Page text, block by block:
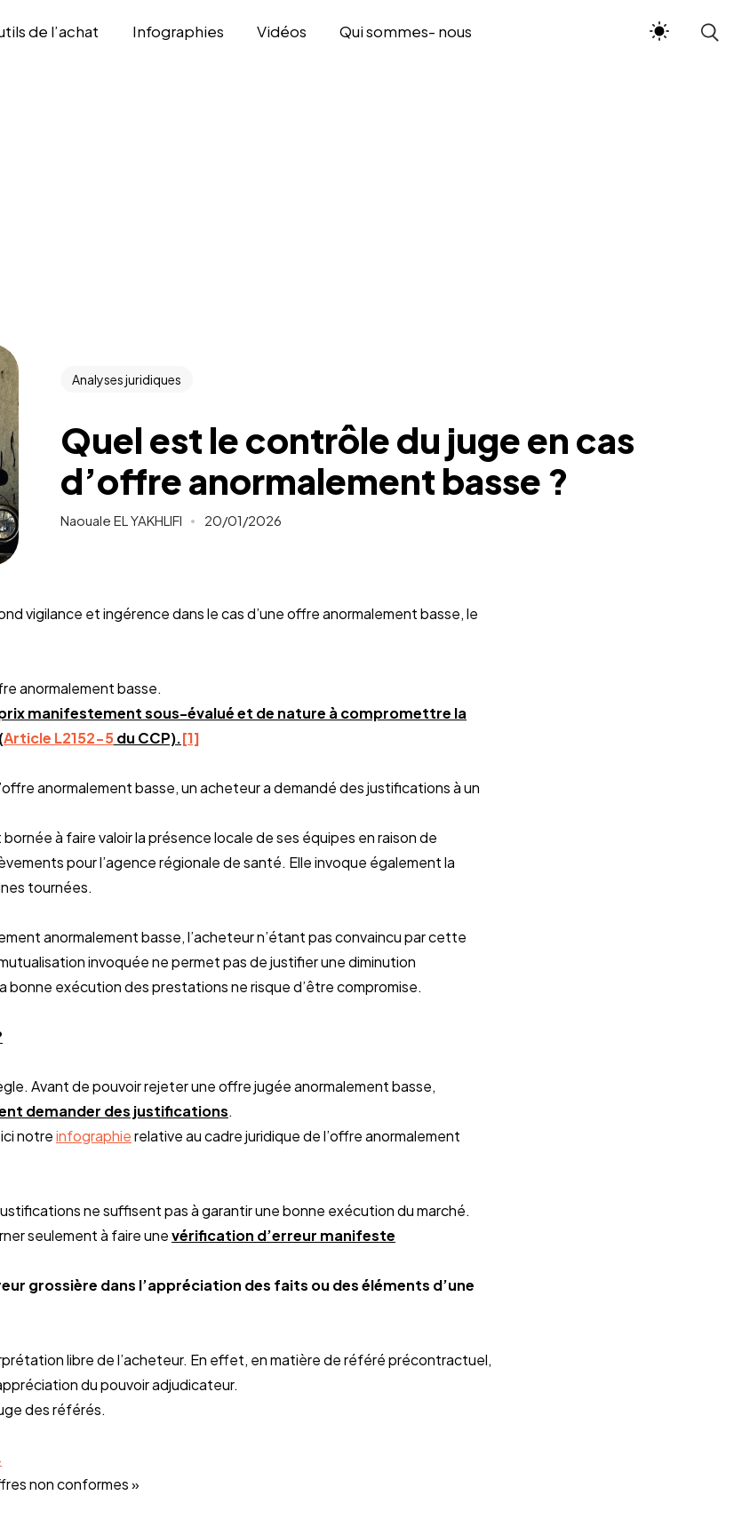
de l’achat Infographies Vidéos Qui sommes- nous
Analyses juridiques
Quel est le contrôle du juge en cas
d’offre anormalement basse ?
Naouale EL YAKHLIFI 20/01/2026
vigilance et ingérence dans le cas d’une offre anormalement basse, le
anormalement basse.
manifestement sous-évalué et de nature à compromettre la
Article L2152-5du CCP).[1]
anormalement basse, un acheteur a demandé des justifications à un
à faire valoir la présence locale de ses équipes en raison de
pour l’agence régionale de santé. Elle invoque également la
tournées.
anormalement basse, l’acheteur n’étant pas convaincu par cette
invoquée ne permet pas de justifier une diminution
bonne exécution des prestations ne risque d’être compromise.
Avant de pouvoir rejeter une offre jugée anormalement basse,
demander des justifications.
notreinfographierelative au cadre juridique de l’offre anormalement
ne suffisent pas à garantir une bonne exécution du marché.
seulement à faire unevérification d’erreur manifeste
grossière dans l’appréciation des faits ou des éléments d’une
libre de l’acheteur. En effet, en matière de référé précontractuel,
du pouvoir adjudicateur.
des référés.
non conformes »